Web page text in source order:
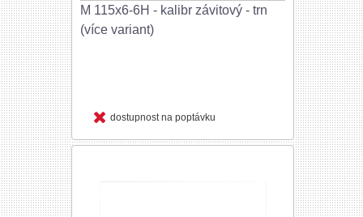
M 115x6-6H - kalibr závitový - trn
(více variant)
dostupnost na poptávku